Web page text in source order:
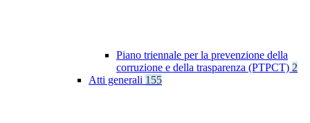
Piano triennale per la prevenzione della
corruzione e della trasparenza (PTPCT) 2
Atti generali 155